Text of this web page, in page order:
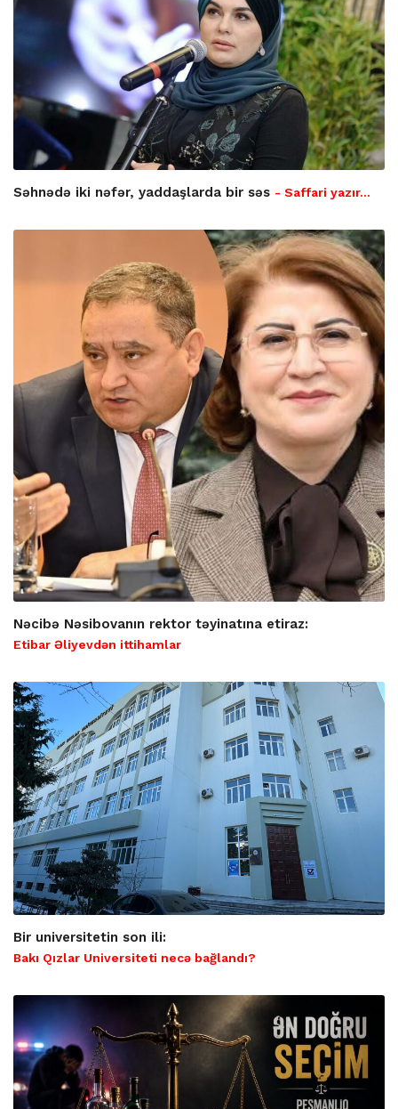
Səhnədə iki nəfər, yaddaşlarda bir səs - Saffari yazır…
Nəcibə Nəsibovanın rektor təyinatına etiraz:
Etibar Əliyevdən ittihamlar
Bir universitetin son ili:
Bakı Qızlar Universiteti necə bağlandı?